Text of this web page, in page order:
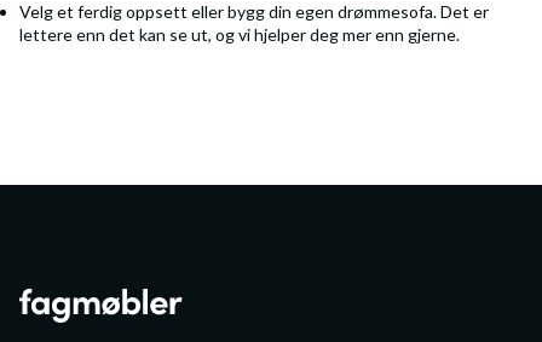
Velg et ferdig oppsett eller bygg din egen drømmesofa. Det er
lettere enn det kan se ut, og vi hjelper deg mer enn gjerne.